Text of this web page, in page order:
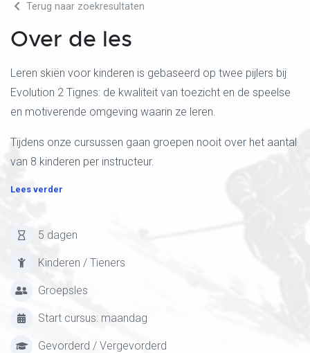
Terug naar zoekresultaten
Over de les
Leren skiën voor kinderen is gebaseerd op twee pijlers bij
Evolution 2 Tignes: de kwaliteit van toezicht en de speelse
en motiverende omgeving waarin ze leren.
Tijdens onze cursussen gaan groepen nooit over het aantal
van 8 kinderen per instructeur.
Lees verder
5 dagen
Kinderen / Tieners
Groepsles
Start cursus: maandag
Gevorderd / Vergevorderd